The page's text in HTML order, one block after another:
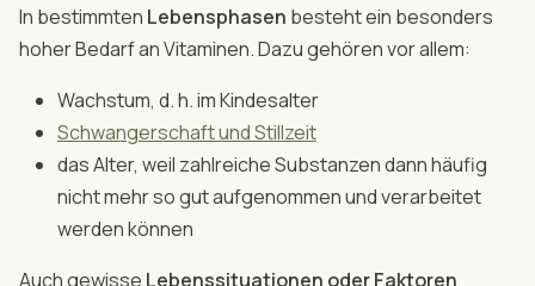
In bestimmten Lebensphasen besteht ein besonders
hoher Bedarf an Vitaminen. Dazu gehören vor allem:
Wachstum, d. h. im Kindesalter
Schwangerschaft und Stillzeit
das Alter, weil zahlreiche Substanzen dann häufig
nicht mehr so gut aufgenommen und verarbeitet
werden können
Auch gewisse Lebenssituationen oder Faktoren